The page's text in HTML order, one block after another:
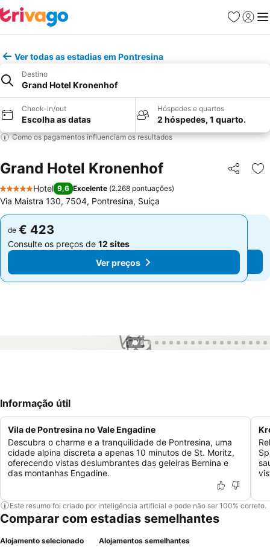
Favoritos
Iniciar
Ver todas as estadias em Pontresina
Destino
Grand Hotel Kronenhof
Check-in/out
Escolha as datas
Hóspedes e quartos
2 hóspedes, 1 quarto.
Como os pagamentos influenciam os resultados
Grand Hotel Kronenhof Partilhar
5 Estrelas
Hotel 9,6 Excelente (2.268 pontuações)
Via Maistra 130, 7504, Pontresina, Suíça
de € 423
Consulte os preços de 12 sites
Ver preços
de € 423
Consulte os preços de 12 sites
Ver preços
1 / 76
Informação útil
Vila de Pontresina no Vale Engadine
Descubra o charme e a tranquilidade de Pontresina, uma
cidade alpina discreta a apenas 10 minutos de St. Moritz,
oferecendo vistas deslumbrantes das geleiras Bernina e
das montanhas Engadine.
Este resumo foi criado por inteligência artificial e pode não ser 100% correto.
Comparar com estadias semelhantes
Alojamento selecionado Alojamentos semelhantes